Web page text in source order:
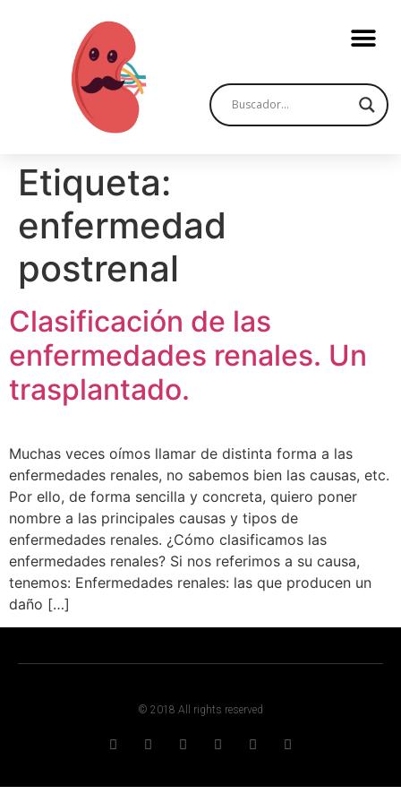
Etiqueta:
enfermedad
postrenal
Clasificación de las
enfermedades renales. Un
trasplantado.
Muchas veces oímos llamar de distinta forma a las
enfermedades renales, no sabemos bien las causas, etc.
Por ello, de forma sencilla y concreta, quiero poner
nombre a las principales causas y tipos de
enfermedades renales. ¿Cómo clasificamos las
enfermedades renales? Si nos referimos a su causa,
tenemos: Enfermedades renales: las que producen un
daño […]
© 2018 All rights reserved